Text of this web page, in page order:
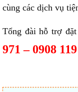
cùng các dịch vụ
Tổng đài hỗ trợ
971 – 0908